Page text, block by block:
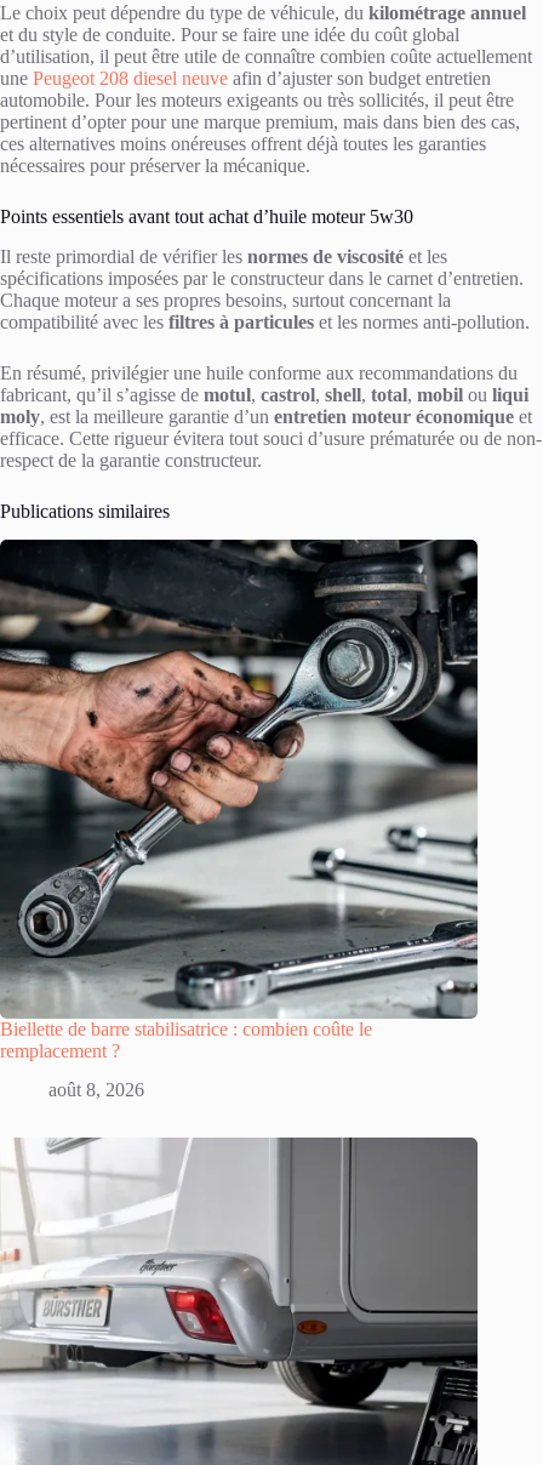
Le choix peut dépendre du type de véhicule, du kilométrage annuel
et du style de conduite. Pour se faire une idée du coût global
d’utilisation, il peut être utile de connaître combien coûte actuellement
une Peugeot 208 diesel neuve afin d’ajuster son budget entretien
automobile. Pour les moteurs exigeants ou très sollicités, il peut être
pertinent d’opter pour une marque premium, mais dans bien des cas,
ces alternatives moins onéreuses offrent déjà toutes les garanties
nécessaires pour préserver la mécanique.
Points essentiels avant tout achat d’huile moteur 5w30
Il reste primordial de vérifier les normes de viscosité et les
spécifications imposées par le constructeur dans le carnet d’entretien.
Chaque moteur a ses propres besoins, surtout concernant la
compatibilité avec les filtres à particules et les normes anti-pollution.
En résumé, privilégier une huile conforme aux recommandations du
fabricant, qu’il s’agisse de motul, castrol, shell, total, mobil ou liqui
moly, est la meilleure garantie d’un entretien moteur économique et
efficace. Cette rigueur évitera tout souci d’usure prématurée ou de non-
respect de la garantie constructeur.
Publications similaires
Biellette de barre stabilisatrice : combien coûte le
remplacement ?
août 8, 2026